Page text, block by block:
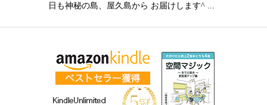
日も神秘の島、屋久島から お届けします^ ...